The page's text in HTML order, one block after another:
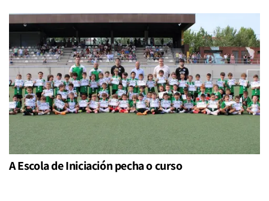
A Escola de Iniciación pecha o curso